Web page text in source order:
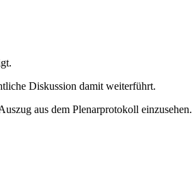
Diskussion damit weiterführt.
aus dem Plenarprotokoll einzusehen.